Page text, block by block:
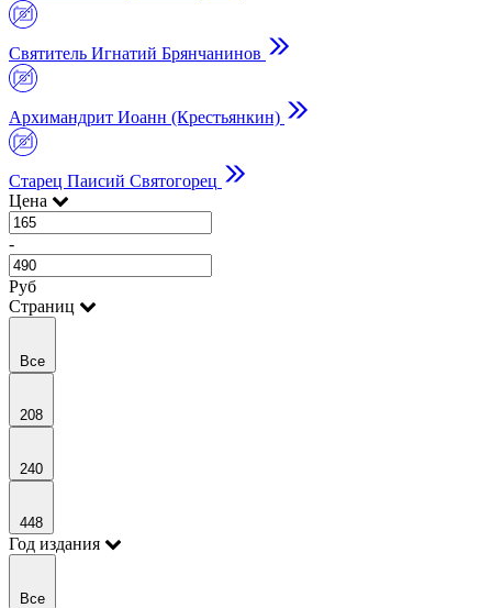
Святитель Игнатий Брянчанинов
Архимандрит Иоанн (Крестьянкин)
Старец Паисий Святогорец
Цена
-
Руб
Страниц
Все
208
240
448
Год издания
Все